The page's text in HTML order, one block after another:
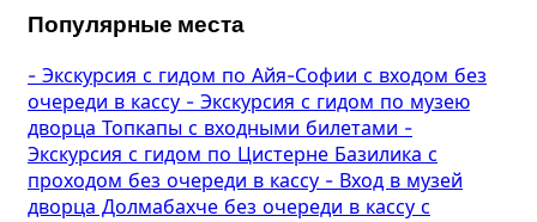
Популярные места
- Экскурсия с гидом по Айя-Софии с входом без
очереди в кассу - Экскурсия с гидом по музею
дворца Топкапы с входными билетами -
Экскурсия с гидом по Цистерне Базилика с
проходом без очереди в кассу - Вход в музей
дворца Долмабахче без очереди в кассу с